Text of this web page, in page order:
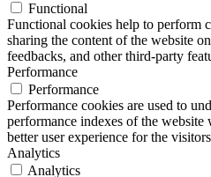
Functional
Functional cookies help to perform
sharing the content of the website
feedbacks, and other third-party
Performance
Performance
Performance cookies are used to
performance indexes of the
better user experience for the
Analytics
Analytics